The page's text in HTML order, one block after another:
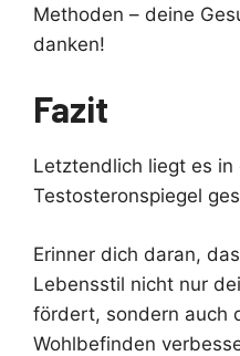
Methoden – deine
danken!
Fazit
Letztendlich liegt es
Testosteronspiegel
Erinner dich daran,
Lebensstil nicht nur
fördert, sondern auch
Wohlbefinden